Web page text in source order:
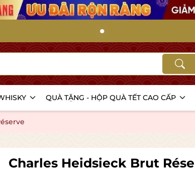
QUÀ TẶNG - HỘP QUÀ TẾT CAO CẤP
Charles Heidsieck Brut